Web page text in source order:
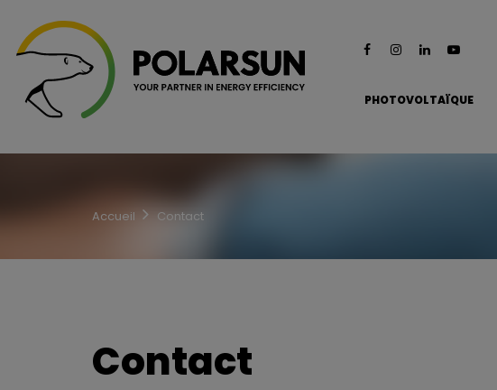
PHOTOVOLTAÏQUE
Accueil Contact
Contact